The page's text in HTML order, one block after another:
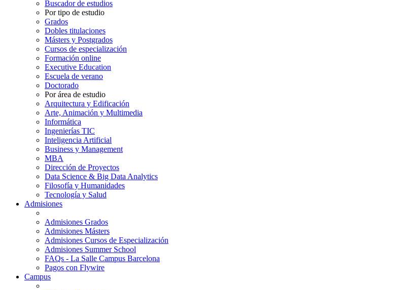
Buscador de estudios
Por tipo de estudio
Grados
Dobles titulaciones
Másters y Postgrados
Cursos de especialización
Formación online
Executive Education
Escuela de verano
Doctorado
Por área de estudio
Arquitectura y Edificación
Arte, Animación y Multimedia
Informática
Ingenierías TIC
Inteligencia Artificial
Business y Management
MBA
Dirección de Proyectos
Data Science & Big Data Analytics
Filosofía y Humanidades
Tecnología y Salud
Admisiones
Admisiones Grados
Admisiones Másters
Admisiones Cursos de Especialización
Admisiones Summer School
FAQs - La Salle Campus Barcelona
Pagos con Flywire
Campus